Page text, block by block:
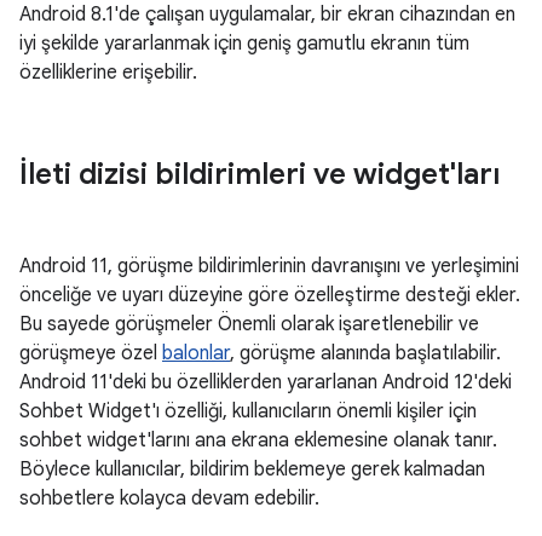
Android 8.1'de çalışan uygulamalar, bir ekran cihazından en
iyi şekilde yararlanmak için geniş gamutlu ekranın tüm
özelliklerine erişebilir.
İleti dizisi bildirimleri ve widget'ları
Android 11, görüşme bildirimlerinin davranışını ve yerleşimini
önceliğe ve uyarı düzeyine göre özelleştirme desteği ekler.
Bu sayede görüşmeler Önemli olarak işaretlenebilir ve
görüşmeye özel balonlar, görüşme alanında başlatılabilir.
Android 11'deki bu özelliklerden yararlanan Android 12'deki
Sohbet Widget'ı özelliği, kullanıcıların önemli kişiler için
sohbet widget'larını ana ekrana eklemesine olanak tanır.
Böylece kullanıcılar, bildirim beklemeye gerek kalmadan
sohbetlere kolayca devam edebilir.